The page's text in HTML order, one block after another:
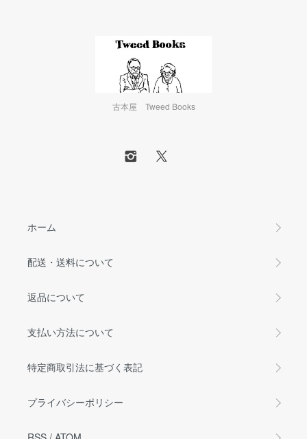
古本屋 Tweed Books
ホーム
配送・送料について
返品について
支払い方法について
特定商取引法に基づく表記
プライバシーポリシー